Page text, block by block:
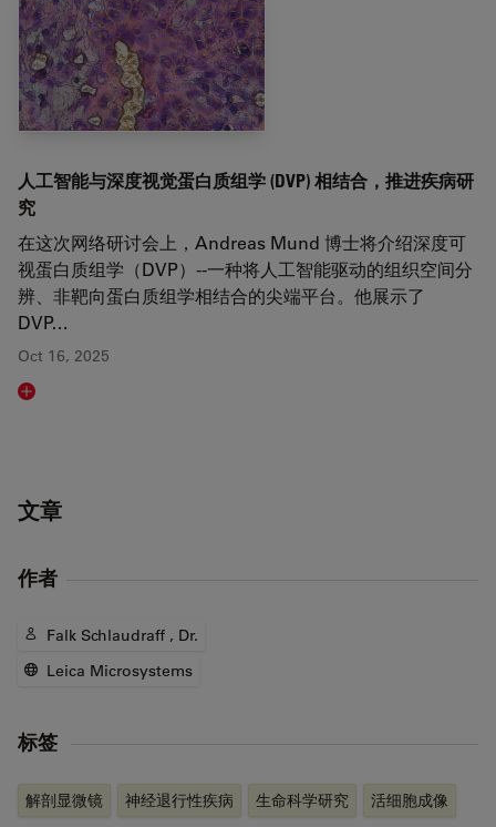
人工智能与深度视觉蛋白质组学 (DVP) 相结合，推进疾病研
究
在这次网络研讨会上，Andreas Mund 博士将介绍深度可
视蛋白质组学（DVP）--一种将人工智能驱动的组织空间分
辨、非靶向蛋白质组学相结合的尖端平台。他展示了
DVP…
Oct 16, 2025
Read article
文章
作者
Falk Schlaudraff , Dr.
Leica Microsystems
标签
解剖显微镜 神经退行性疾病 生命科学研究 活细胞成像